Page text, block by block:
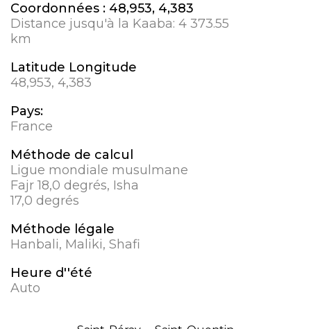
Coordonnées : 48,953, 4,383
Distance jusqu'à la Kaaba: 4 373.55
km
Latitude Longitude
48,953, 4,383
Pays:
France
Méthode de calcul
Ligue mondiale musulmane
Fajr 18,0 degrés, Isha
17,0 degrés
Méthode légale
Hanbali, Maliki, Shafi
Heure d''été
Auto